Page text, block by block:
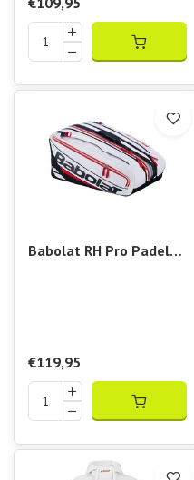
Babolat RH Pro Padel
€119,95